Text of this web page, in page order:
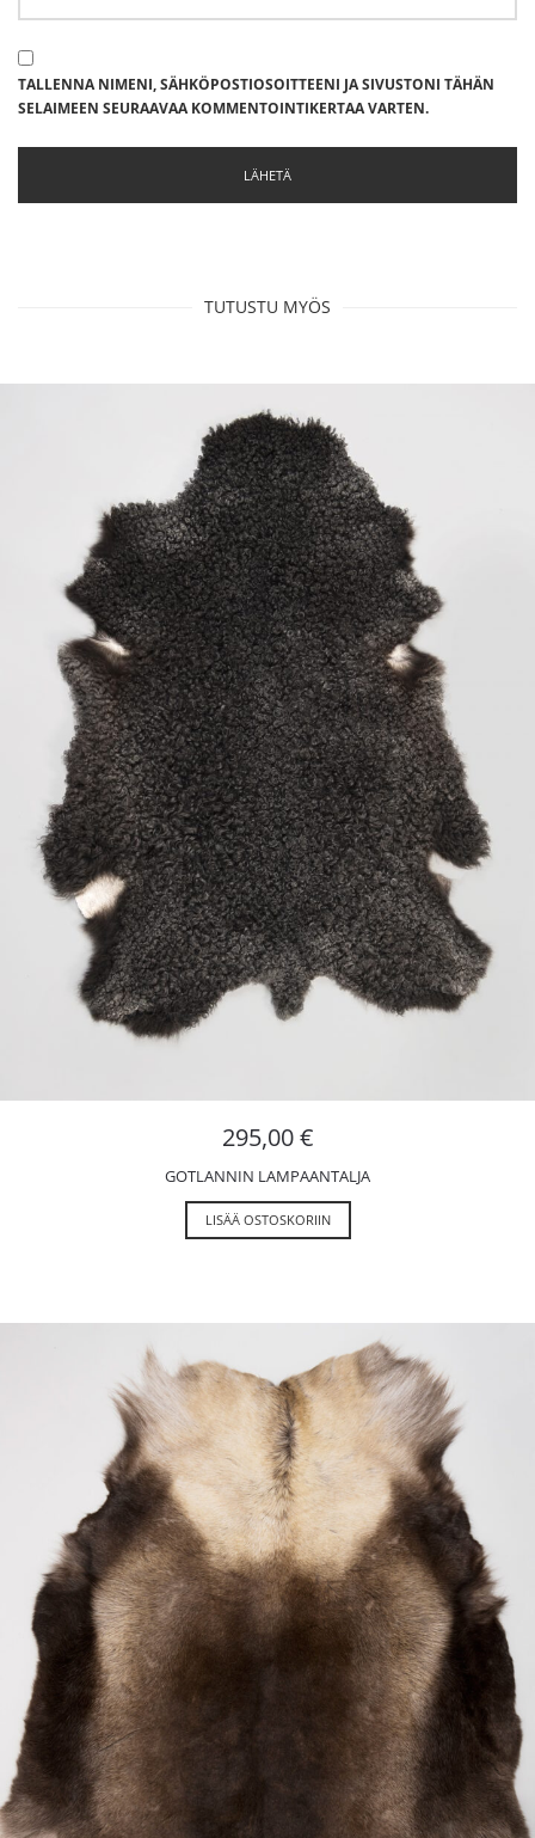
TALLENNA NIMENI, SÄHKÖPOSTIOSOITTEENI JA SIVUSTONI TÄHÄN
SELAIMEEN SEURAAVAA KOMMENTOINTIKERTAA VARTEN.
TUTUSTU MYÖS
295,00€
GOTLANNIN LAMPAANTALJA
LISÄÄ OSTOSKORIIN